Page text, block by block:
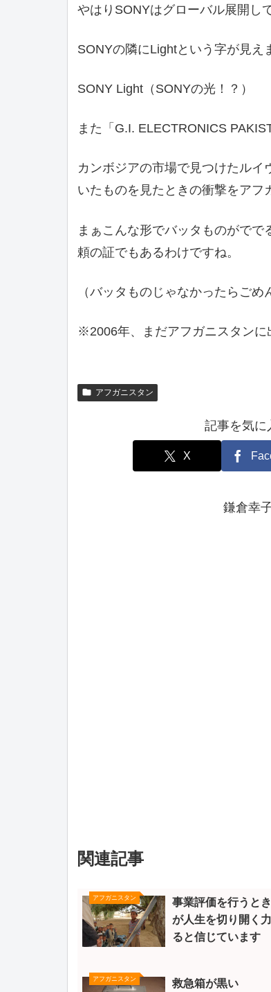
やはりSONYはグローバル展開し
SONYの隣にLightという字が見え
SONY Light（SONYの光！？）
また「G.I. ELECTRONICS
カンボジアの市場で見つけたル
いたものを見たときの衝撃をアフ
まぁこんな形でバッタものがで
頼の証でもあるわけですね。
（バッタものじゃなかったらごめ
※2006年、まだアフガニスタンに
アフガニスタン
記事を気に
X
鎌倉幸
関連記事
アフガニスタン
事業評価を行うと
が人生を切り開く
ると信じています
アフガニスタン 救急箱が黒い